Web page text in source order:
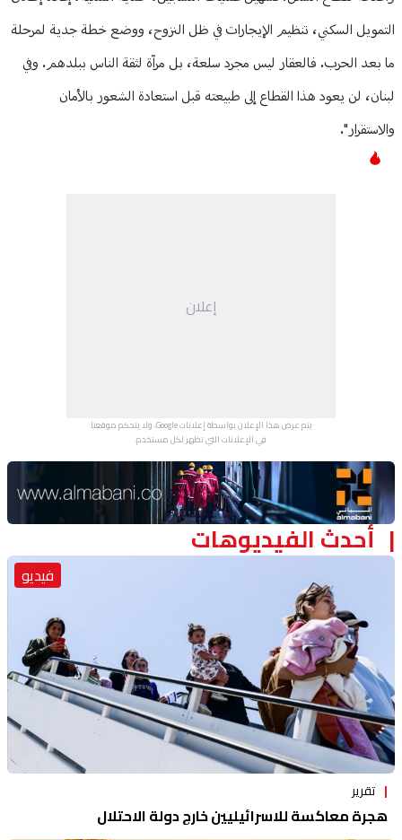
التمويل السكني، تنظيم الإيجارات في ظل النزوح، ووضع خطة جدية لمرحلة
ما بعد الحرب. فالعقار ليس مجرد سلعة، بل مرآة لثقة الناس ببلدهم. وفي
لبنان، لن يعود هذا القطاع إلى طبيعته قبل استعادة الشعور بالأمان
والاستقرار".
إعلان
يتم عرض هذا الإعلان بواسطة إعلانات Google، ولا يتحكم موقعنا
في الإعلانات التي تظهر لكل مستخدم.
Advertisement Section
أحدث الفيديوهات
فيديو
تقرير
هجرة معاكسة للاسرائيليين خارج دولة الاحتلال